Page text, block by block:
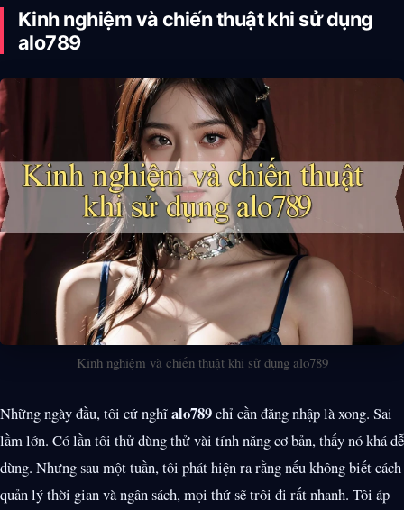
Kinh nghiệm và chiến thuật khi sử dụng
alo789
Kinh nghiệm và chiến thuật khi sử dụng alo789
Những ngày đầu, tôi cứ nghĩalo789chỉ cần đăng nhập là xong. Sai
lầm lớn. Có lần tôi thử dùng thử vài tính năng cơ bản, thấy nó khá dễ
dùng. Nhưng sau một tuần, tôi phát hiện ra rằng nếu không biết cách
quản lý thời gian và ngân sách, mọi thứ sẽ trôi đi rất nhanh. Tôi áp